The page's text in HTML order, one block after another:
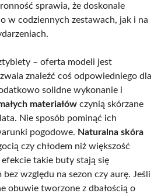
sprawia, że doskonale
w codziennych zestawach, jak i na
– oferta modeli jest
znaleźć coś odpowiedniego dla
solidne wykonanie i
materiałów czynią skórzane
Nie sposób pominąć ich
pogodowe. Naturalna skóra
czy chłodem niż większość
takie buty stają się
względu na sezon czy aurę. Jeśli
obuwie tworzone z dbałością o